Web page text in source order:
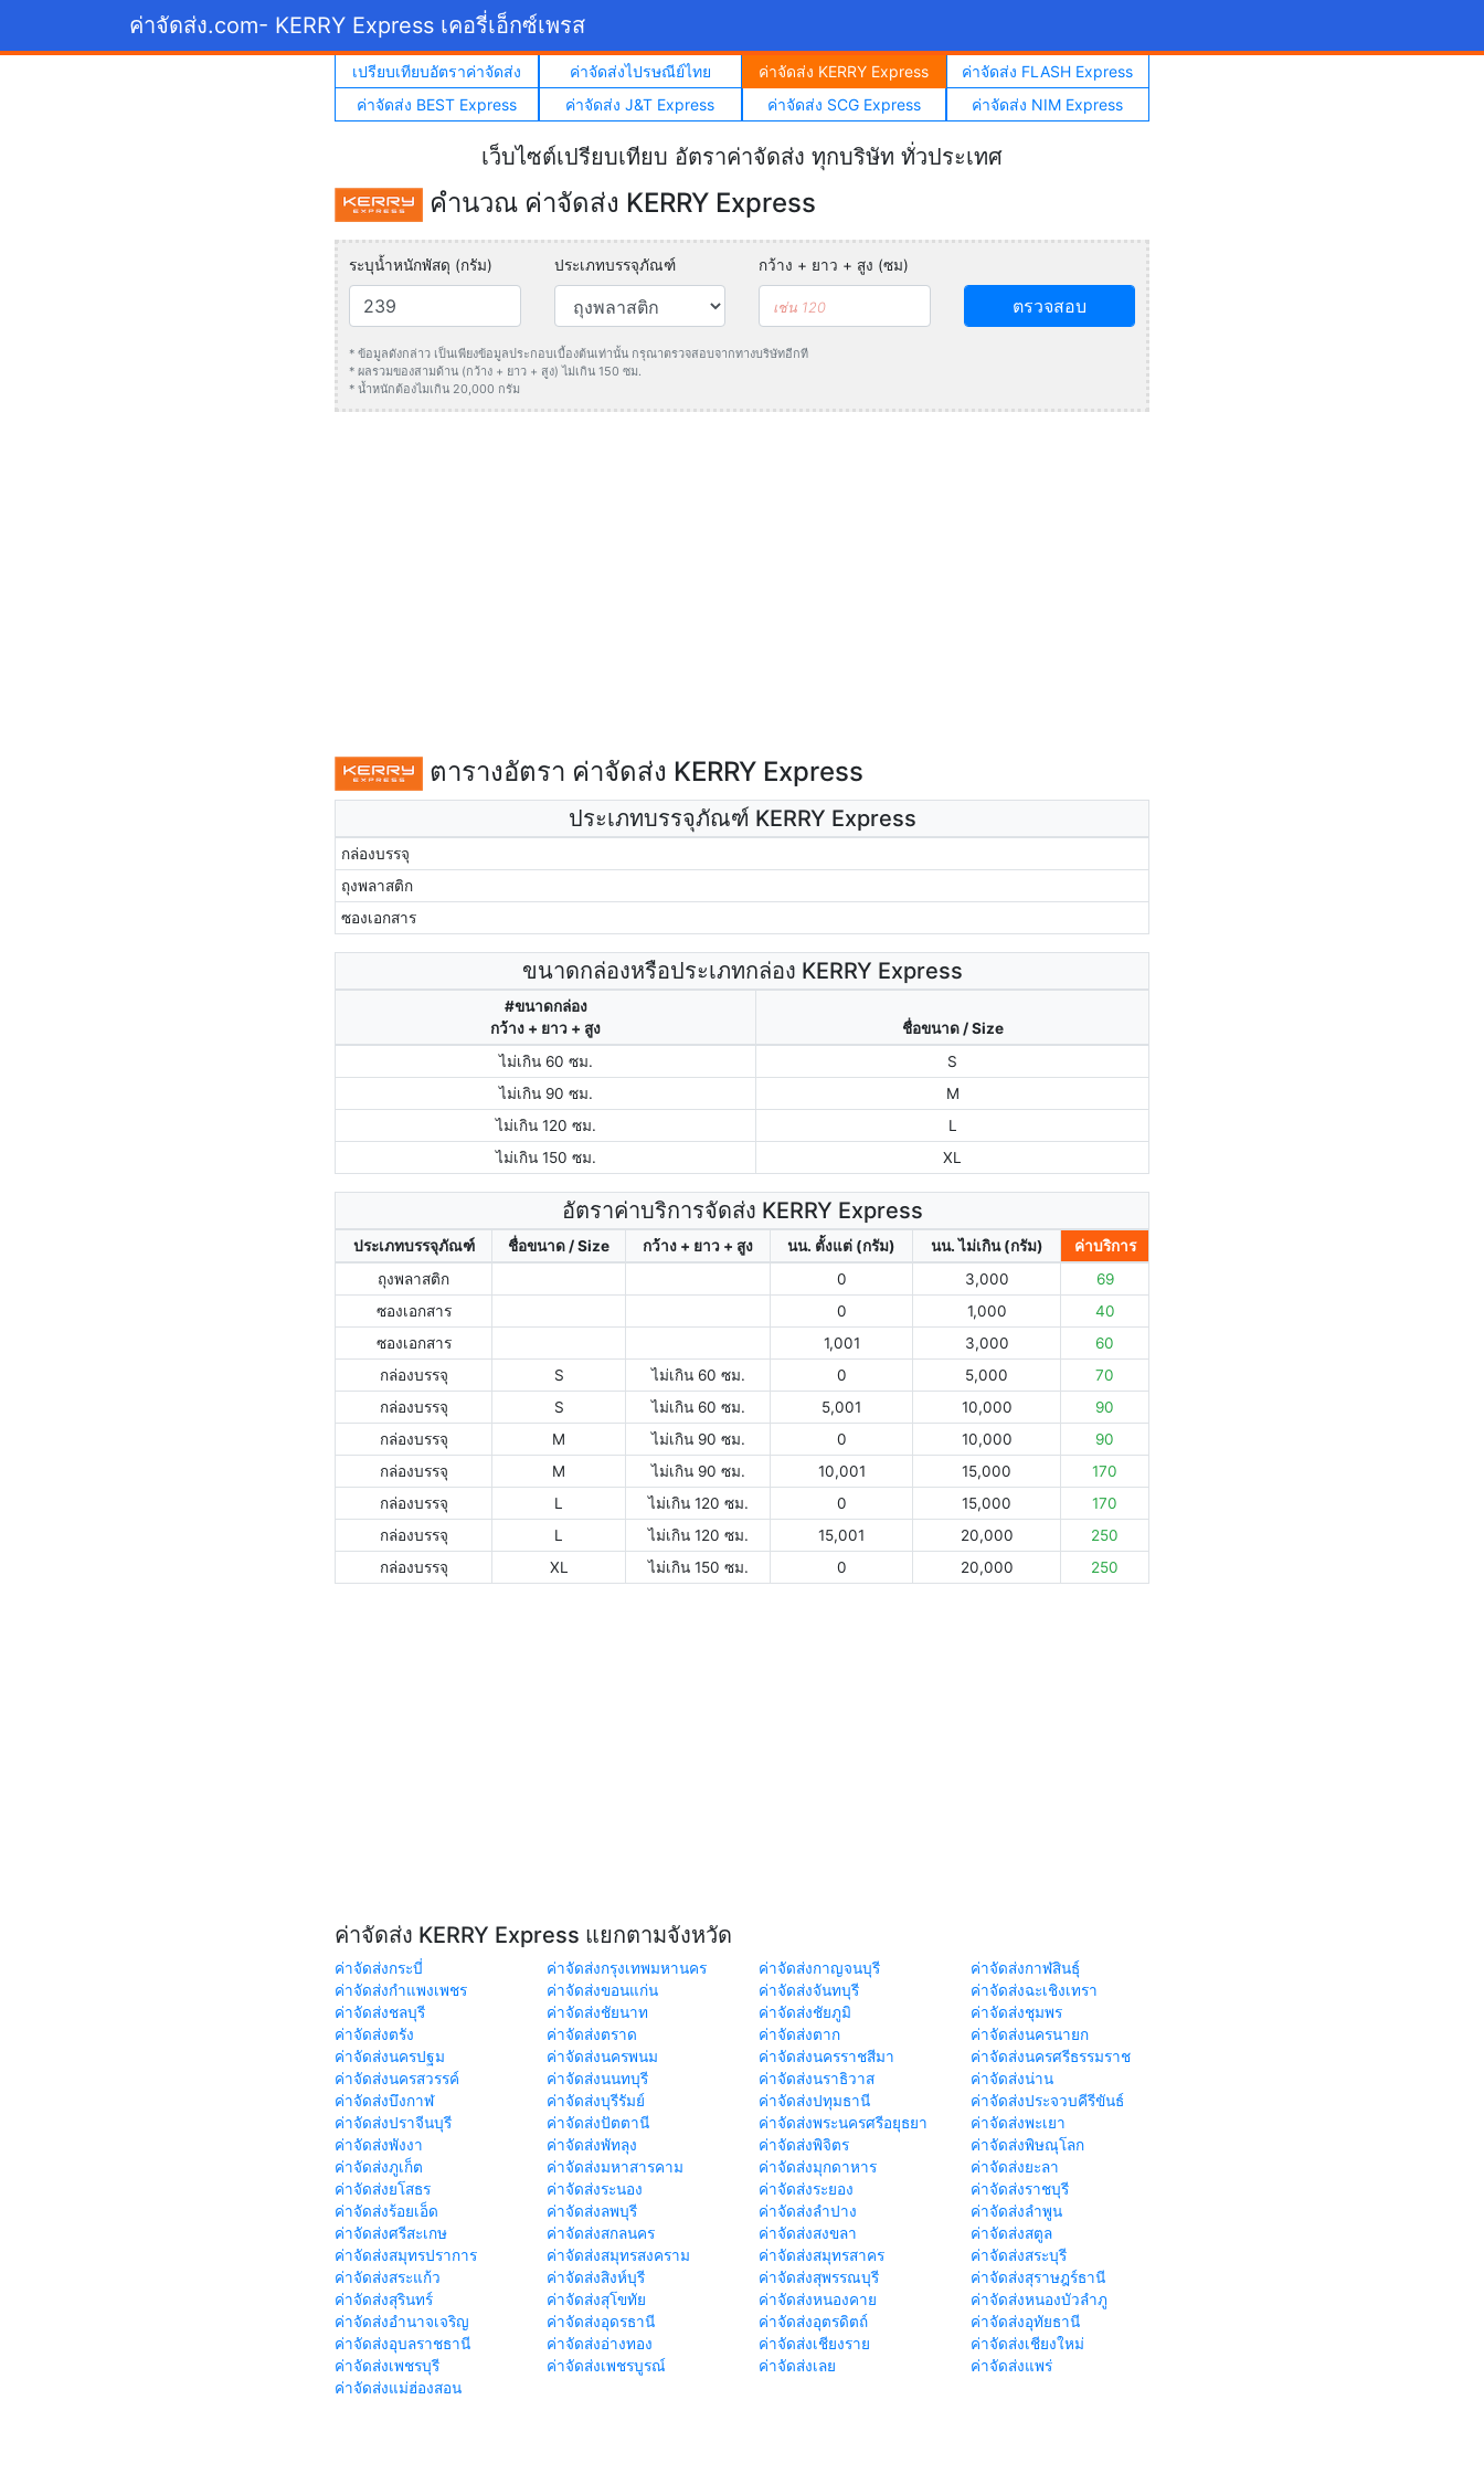
ค่าจัดส่ง.com- KERRY Express เคอรี่เอ็กซ์เพรส
เปรียบเทียบอัตราค่าจัดส่ง ค่าจัดส่งไปรษณีย์ไทย ค่าจัดส่ง KERRY Express
ค่าจัดส่ง FLASH Express
ค่าจัดส่ง BEST Express
ค่าจัดส่ง J&T Express ค่าจัดส่ง SCG Express ค่าจัดส่ง NIM Express
เว็บไซต์เปรียบเทียบ อัตราค่าจัดส่ง ทุกบริษัท ทั่วประเทศ
คำนวณ ค่าจัดส่ง KERRY Express
ระบุน้ำหนักพัสดุ (กรัม) ประเภทบรรจุภัณฑ์ กว้าง + ยาว + สูง (ซม)
ตรวจสอบ
* ข้อมูลดังกล่าว เป็นเพียงข้อมูลประกอบเบื้องต้นเท่านั้น กรุณาตรวจสอบจากทางบริษัทอีกที
* ผลรวมของสามด้าน (กว้าง + ยาว + สูง) ไม่เกิน 150 ซม.
* น้ำหนักต้องไมเกิน 20,000 กรัม
ตารางอัตรา ค่าจัดส่ง KERRY Express
ประเภทบรรจุภัณฑ์ KERRY Express
กล่องบรรจุ
ถุงพลาสติก
ซองเอกสาร
ขนาดกล่องหรือประเภทกล่อง KERRY Express
#ขนาดกล่อง
กว้าง + ยาว + สูง
ชื่อขนาด / Size
ไม่เกิน 60 ซม.
S
ไม่เกิน 90 ซม.
M
ไม่เกิน 120 ซม.
L
ไม่เกิน 150 ซม.
XL
อัตราค่าบริการจัดส่ง KERRY Express
ประเภทบรรจุภัณฑ์ ชื่อขนาด / Size กว้าง + ยาว + สูง นน. ตั้งแต่ (กรัม) นน. ไม่เกิน (กรัม)
ค่าบริการ
ถุงพลาสติก
0 3,000
69
ซองเอกสาร
0 1,000
40
ซองเอกสาร
1,001 3,000
60
กล่องบรรจุ
S ไม่เกิน 60 ซม. 0 5,000
70
กล่องบรรจุ
S ไม่เกิน 60 ซม. 5,001 10,000
90
กล่องบรรจุ
M ไม่เกิน 90 ซม. 0 10,000
90
กล่องบรรจุ
M ไม่เกิน 90 ซม. 10,001 15,000
170
กล่องบรรจุ
L ไม่เกิน 120 ซม. 0 15,000
170
กล่องบรรจุ
L ไม่เกิน 120 ซม. 15,001 20,000
250
กล่องบรรจุ
XL ไม่เกิน 150 ซม. 0 20,000 250
ค่าจัดส่ง KERRY Express แยกตามจังหวัด
ค่าจัดส่งกระบี่ ค่าจัดส่งกรุงเทพมหานคร ค่าจัดส่งกาญจนบุรี
ค่าจัดส่งกาฬสินธุ์
ค่าจัดส่งกำแพงเพชร
ค่าจัดส่งขอนแก่น ค่าจัดส่งจันทบุรี
ค่าจัดส่งฉะเชิงเทรา
ค่าจัดส่งชลบุรี
ค่าจัดส่งชัยนาท ค่าจัดส่งชัยภูมิ
ค่าจัดส่งชุมพร
ค่าจัดส่งตรัง
ค่าจัดส่งตราด ค่าจัดส่งตาก
ค่าจัดส่งนครนายก
ค่าจัดส่งนครปฐม
ค่าจัดส่งนครพนม ค่าจัดส่งนครราชสีมา
ค่าจัดส่งนครศรีธรรมราช
ค่าจัดส่งนครสวรรค์
ค่าจัดส่งนนทบุรี ค่าจัดส่งนราธิวาส
ค่าจัดส่งน่าน
ค่าจัดส่งบึงกาฬ
ค่าจัดส่งบุรีรัมย์ ค่าจัดส่งปทุมธานี
ค่าจัดส่งประจวบคีรีขันธ์
ค่าจัดส่งปราจีนบุรี
ค่าจัดส่งปัตตานี ค่าจัดส่งพระนครศรีอยุธยา
ค่าจัดส่งพะเยา
ค่าจัดส่งพังงา
ค่าจัดส่งพัทลุง ค่าจัดส่งพิจิตร
ค่าจัดส่งพิษณุโลก
ค่าจัดส่งภูเก็ต
ค่าจัดส่งมหาสารคาม ค่าจัดส่งมุกดาหาร
ค่าจัดส่งยะลา
ค่าจัดส่งยโสธร
ค่าจัดส่งระนอง ค่าจัดส่งระยอง
ค่าจัดส่งราชบุรี
ค่าจัดส่งร้อยเอ็ด
ค่าจัดส่งลพบุรี ค่าจัดส่งลำปาง
ค่าจัดส่งลำพูน
ค่าจัดส่งศรีสะเกษ
ค่าจัดส่งสกลนคร ค่าจัดส่งสงขลา
ค่าจัดส่งสตูล
ค่าจัดส่งสมุทรปราการ
ค่าจัดส่งสมุทรสงคราม ค่าจัดส่งสมุทรสาคร
ค่าจัดส่งสระบุรี
ค่าจัดส่งสระแก้ว
ค่าจัดส่งสิงห์บุรี ค่าจัดส่งสุพรรณบุรี
ค่าจัดส่งสุราษฎร์ธานี
ค่าจัดส่งสุรินทร์
ค่าจัดส่งสุโขทัย ค่าจัดส่งหนองคาย
ค่าจัดส่งหนองบัวลำภู
ค่าจัดส่งอำนาจเจริญ
ค่าจัดส่งอุดรธานี ค่าจัดส่งอุตรดิตถ์
ค่าจัดส่งอุทัยธานี
ค่าจัดส่งอุบลราชธานี
ค่าจัดส่งอ่างทอง ค่าจัดส่งเชียงราย
ค่าจัดส่งเชียงใหม่
ค่าจัดส่งเพชรบุรี
ค่าจัดส่งเพชรบูรณ์ ค่าจัดส่งเลย
ค่าจัดส่งแพร่
ค่าจัดส่งแม่ฮ่องสอน